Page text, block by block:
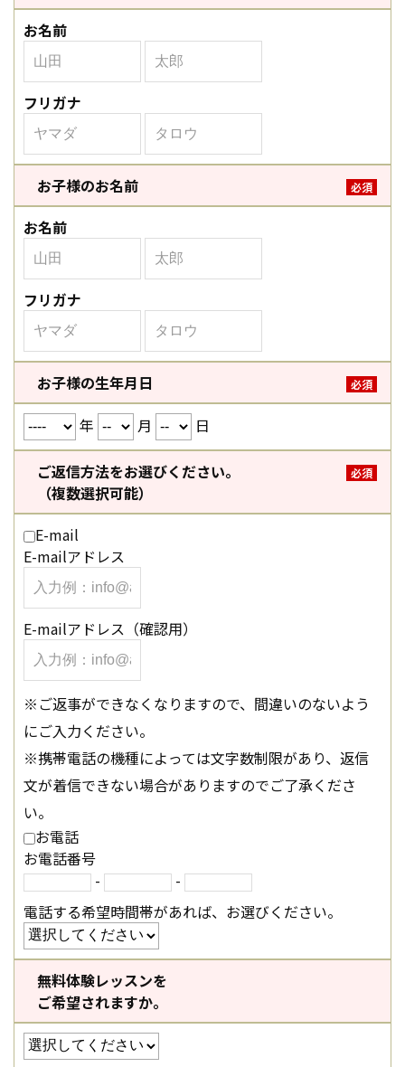
お名前
フリガナ
お子様のお名前 必須
お名前
フリガナ
お子様の生年月日 必須
年 月 日
ご返信方法をお選びください。
（複数選択可能）
必須
E-mail
E-mailアドレス
E-mailアドレス（確認用）
※ご返事ができなくなりますので、間違いのないよう
にご入力ください。
※携帯電話の機種によっては文字数制限があり、返信
文が着信できない場合がありますのでご了承くださ
い。
お電話
お電話番号
-
-
電話する希望時間帯があれば、お選びください。
無料体験レッスンを
ご希望されますか。